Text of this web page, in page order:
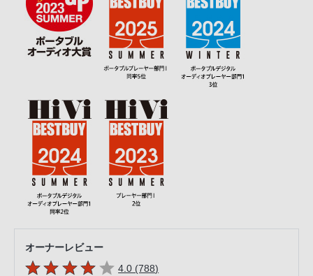
オーナーレビュー
5つの星のうち
4.0 (788件のレビュー
)